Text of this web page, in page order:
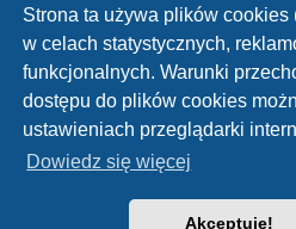
Strona ta używa plików cookies
w celach statystycznych,
funkcjonalnych. Warunki
dostępu do plików cookies
ustawieniach przeglądarki
Dowiedz się więcej
Akceptuję!
informacji w naszej bazie danych.
nikomu bez twojej zgody, ale ani „Orbita
odpowiedzialności za włamania do
kradzieży danych.
Technologię dostarczaphpBB®